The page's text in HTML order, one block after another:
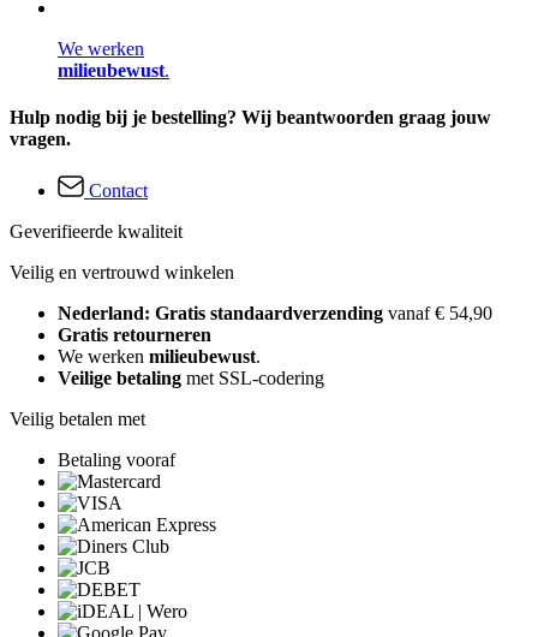
We werken
milieubewust.
Hulp nodig bij je bestelling? Wij beantwoorden graag jouw
vragen.
Contact
Geverifieerde kwaliteit
Veilig en vertrouwd winkelen
Nederland: Gratis standaardverzending vanaf € 54,90
Gratis retourneren
We werken milieubewust.
Veilige betaling met SSL-codering
Veilig betalen met
Betaling vooraf